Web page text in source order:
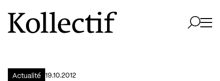
Aller à la page d'accueil
Logo Kollectif
Actualité 19.10.2012